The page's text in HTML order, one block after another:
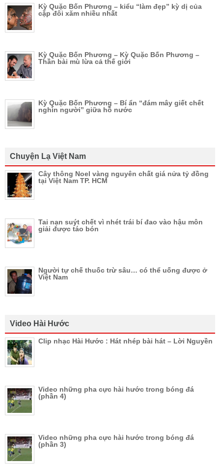
Kỳ Quặc Bốn Phương – kiểu “làm đẹp” kỳ dị của
cặp đôi xăm nhiều nhất
Kỳ Quặc Bốn Phương – Kỳ Quặc Bốn Phương –
Thần bài mù lừa cả thế giới
Kỳ Quặc Bốn Phương – Bí ẩn “đám mây giết chết
nghìn người” giữa hồ nước
Chuyện Lạ Việt Nam
Cây thông Noel vàng nguyên chất giá nửa tỷ đồng
tại Việt Nam TP. HCM
Tai nạn suýt chết vì nhét trái bí đao vào hậu môn
giải được táo bón
Người tự chế thuốc trừ sâu… có thể uống được ở
Việt Nam
Video Hài Hước
Clip nhạc Hài Hước : Hát nhép bài hát – Lời Nguyền
Video những pha cực hài hước trong bóng đá
(phần 4)
Video những pha cực hài hước trong bóng đá
(phần 3)